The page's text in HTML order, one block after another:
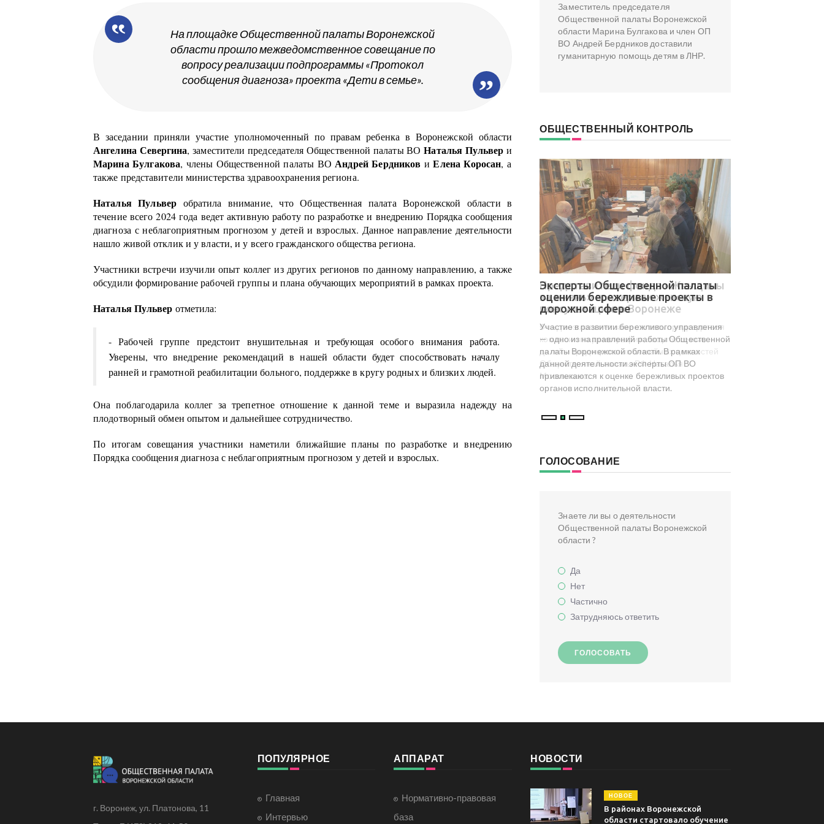
На площадке Общественной палаты Воронежской
области прошло межведомственное совещание по
вопросу реализации подпрограммы «Протокол
сообщения диагноза» проекта «Дети в семье».
В заседании приняли участие уполномоченный по правам ребенка в Воронежской области
Ангелина Севергина, заместители председателя Общественной палаты ВОНаталья Пульвери
Марина Булгакова, члены Общественной палаты ВОАндрей Бердников и Елена Коросан, а
также представители министерства здравоохранения региона.
Наталья Пульверобратила внимание, что Общественная палата Воронежской области в
течение всего 2024 года ведет активную работу по разработке и внедрению Порядка сообщения
диагноза с неблагоприятным прогнозом у детей и взрослых. Данное направление деятельности
нашло живой отклик и у власти, и у всего гражданского общества региона.
Участники встречи изучили опыт коллег из других регионов по данному направлению, а также
обсудили формирование рабочей группы и плана обучающих мероприятий в рамках проекта.
Наталья Пульвер отметила:
- Рабочей группе предстоит внушительная и требующая особого внимания работа.
Уверены, что внедрение рекомендаций в нашей области будет способствовать началу
ранней и грамотной реабилитации больного, поддержке в кругу родных и близких людей.
Она поблагодарила коллег за трепетное отношение к данной теме и выразила надежду на
плодотворный обмен опытом и дальнейшее сотрудничество.
По итогам совещания участники наметили ближайшие планы по разработке и внедрению
Порядка сообщения диагноза с неблагоприятным прогнозом у детей и взрослых.
Заместитель председателя
Общественной палаты Воронежской
области Марина Булгакова и член ОП
ВО Андрей Бердников доставили
гуманитарную помощь детям в ЛНР.
ОБЩЕСТВЕННЫЙ КОНТРОЛЬ
Представители фонда «Женщины
комиссии по демографии, защите семьи,
Общественной палаты РФ Наталья
Москвитина.
Эксперты Общественной палаты
оценили бережливые проекты в
дорожной сфере
Участие в развитии бережливого управления
— одно из направлений работы Общественной
палаты Воронежской области. В рамках
данной деятельности эксперты ОП ВО
привлекаются к оценке бережливых проектов
органов исполнительной власти.
ГОЛОСОВАНИЕ
Знаете ли вы о деятельности
Общественной палаты Воронежской
области ?
Да
Нет
Частично
Затрудняюсь ответить
ГОЛОСОВАТЬ
г. Воронеж, ул. Платонова, 11
ПОПУЛЯРНОЕ
Главная
Интервью
АППАРАТ
Нормативно-правовая
база
НОВОСТИ
НОВОЕ
В районах Воронежской